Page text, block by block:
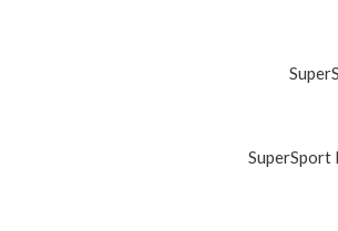
SuperSport